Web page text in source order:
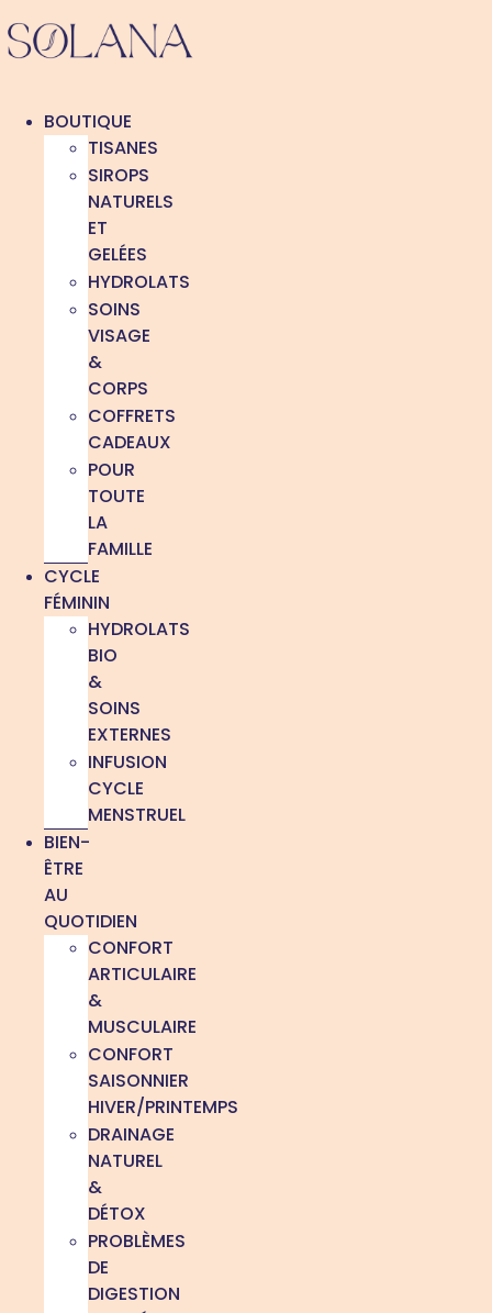
au
contenu
BOUTIQUE
TISANES
SIROPS
NATURELS
ET
GELÉES
HYDROLATS
SOINS
VISAGE
&
CORPS
COFFRETS
CADEAUX
POUR
TOUTE
LA
FAMILLE
CYCLE
FÉMININ
HYDROLATS
BIO
&
SOINS
EXTERNES
INFUSION
CYCLE
MENSTRUEL
BIEN-
ÊTRE
AU
QUOTIDIEN
CONFORT
ARTICULAIRE
&
MUSCULAIRE
CONFORT
SAISONNIER
HIVER/PRINTEMPS
DRAINAGE
NATUREL
&
DÉTOX
PROBLÈMES
DE
DIGESTION